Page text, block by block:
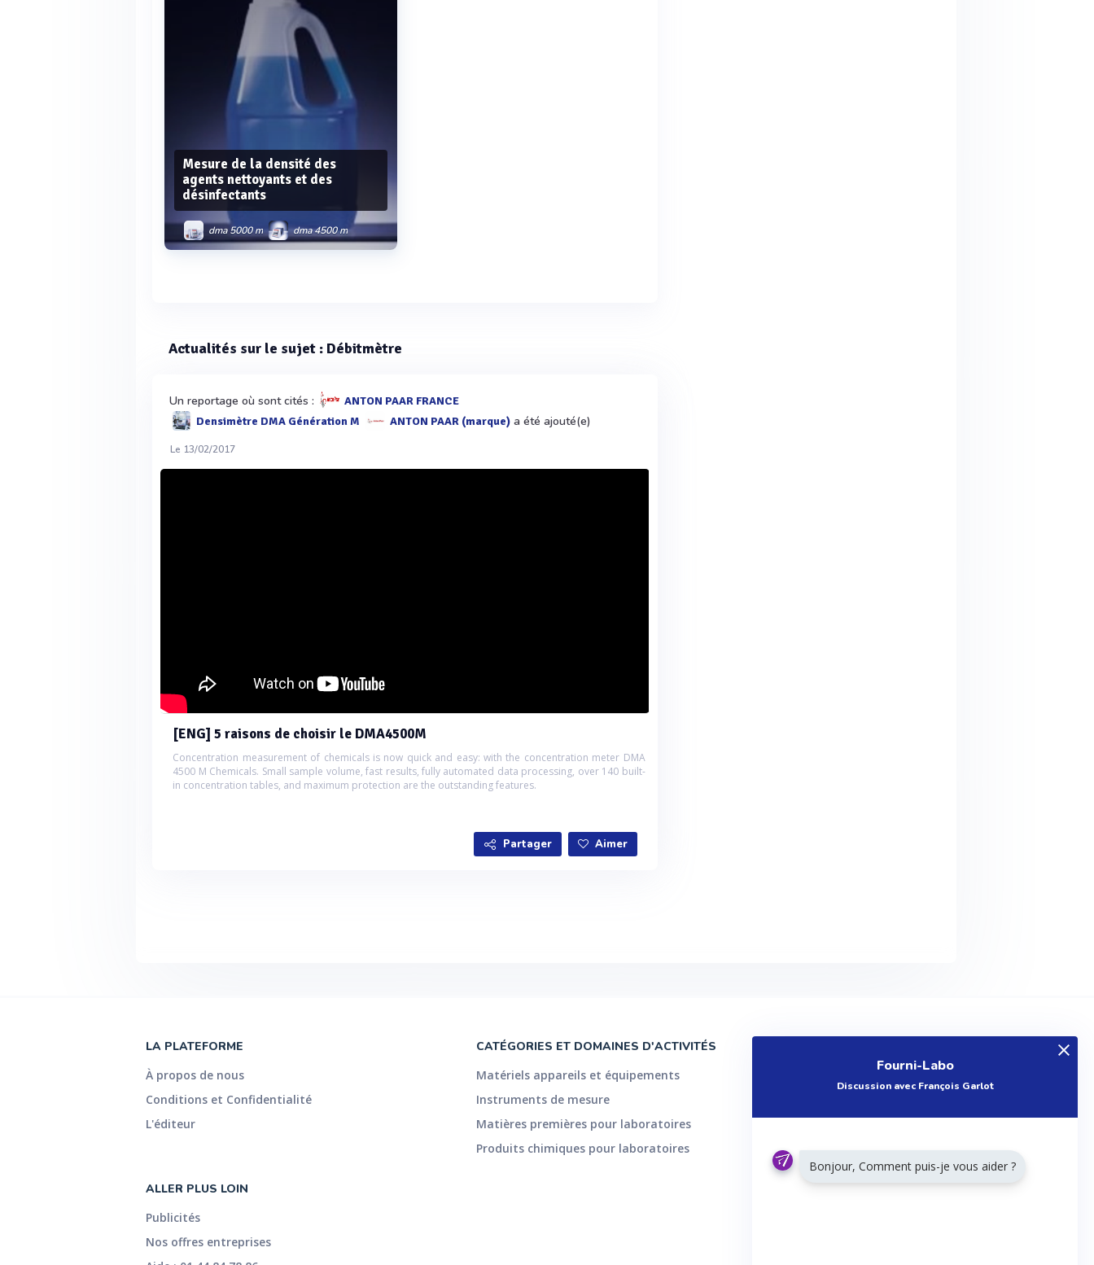
Mesure de la densité des
agents nettoyants et des
désinfectants
dma 5000 m dma 4500 m
Actualités sur le sujet : Débitmètre
Un reportage où sont cités :
ANTON PAAR FRANCE
Densimètre DMA Génération M
ANTON PAAR (marque) a été ajouté(e)
Le 13/02/2017
[ENG] 5 raisons de choisir le DMA4500M
Concentration measurement of chemicals is now quick and easy: with the concentration meter DMA
4500 M Chemicals. Small sample volume, fast results, fully automated data processing, over 140 built-
in concentration tables, and maximum protection are the outstanding features.
Partager Aimer
LA PLATEFORME
À propos de nous
Conditions et Confidentialité
L'éditeur
ALLER PLUS LOIN
Publicités
Nos offres entreprises
CATÉGORIES ET DOMAINES D'ACTIVITÉS
Matériels appareils et équipements
Instruments de mesure
Matières premières pour laboratoires
Produits chimiques pour laboratoires
Réalisations
Tutoriels
Fourni-Labo
Discussion avec François Garlot
Bonjour, Comment puis-je vous aider ?